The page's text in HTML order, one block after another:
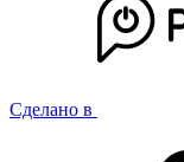
Сделано в